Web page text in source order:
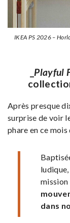
IKEA PS 2026 –
Playful
Après presque
surprise de voir
phare en ce
mission
dans